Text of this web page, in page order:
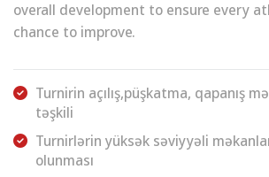
overall development to ensure every
chance to improve.
Turnirin açılış,püşkatma, qapanış
təşkili
Turnirlərin yüksək səviyyəli
olunması